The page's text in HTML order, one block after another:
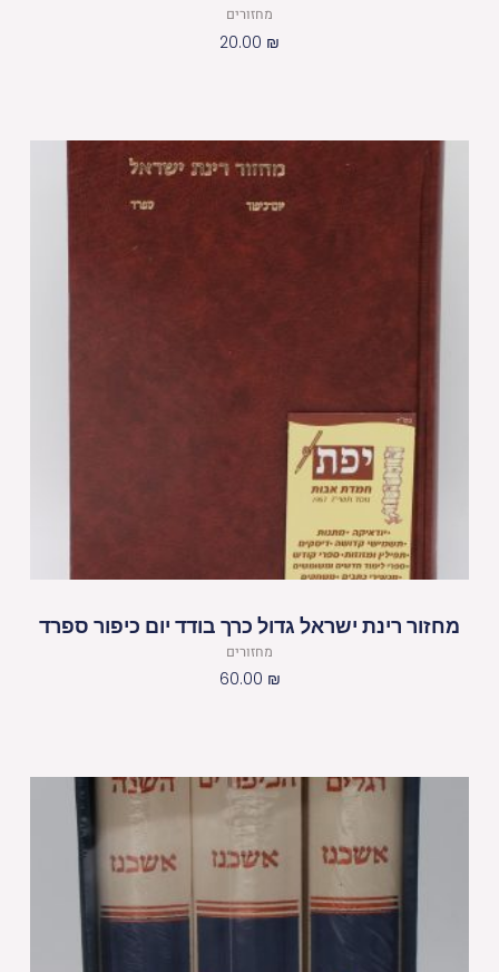
מחזורים
20.00 ₪
מחזור רינת ישראל גדול כרך בודד יום כיפור ספרד
מחזורים
60.00 ₪